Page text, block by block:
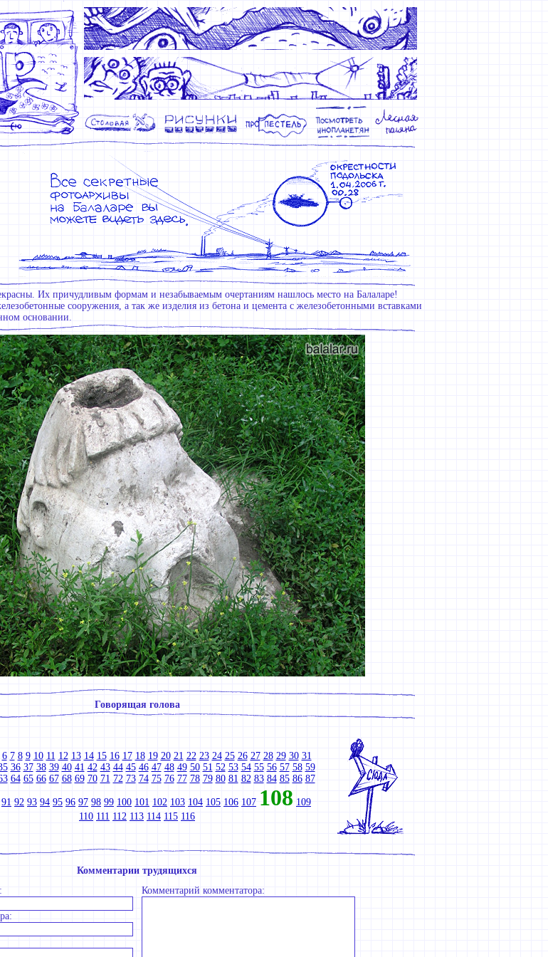
Их причудливым формам и незабываемым очертаниям нашлось место на Балаларе!
сооружения, а так же изделия из бетона и цемента с железобетонными вставками
основании.
Говорящая голова
6 7 8 9 10 11 12 13 14 15 16 17 18 19 20 21 22 23 24 25 26 27 28 29 30 31
36 37 38 39 40 41 42 43 44 45 46 47 48 49 50 51 52 53 54 55 56 57 58 59
64 65 66 67 68 69 70 71 72 73 74 75 76 77 78 79 80 81 82 83 84 85 86 87
91 92 93 94 95 96 97 98 99 100 101 102 103 104 105 106 107 108 109
110 111 112 113 114 115 116
Комментарии трудящихся
Комментарий комментатора: